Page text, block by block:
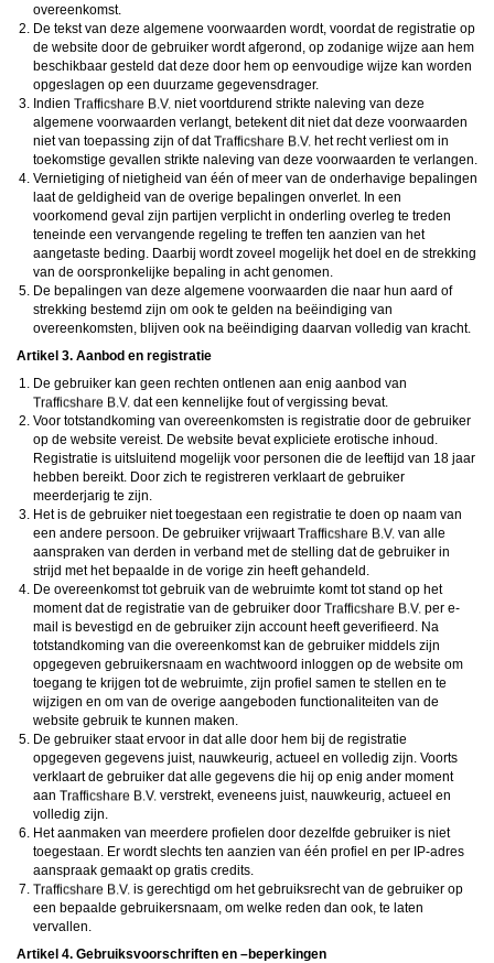
Voorwaardenvan Google zijn van toepassing.
hanteert een beschermplan met als doel het herkennen en in
bescherming nemen van consumenten die de aard van de diensten op deze website
mogelijk niet begrijpen. Het beschermplan houdt onder meer in dat jijzelf, maar ook
derden een toegangsverbod voor jou kunnen aanvragen. Meer informatie hierover tref
je aan op de paginaToegangsverbod.
Op het gebruik van deze website zijn dealgemene voorwaarden ,cookieverklaring
en
van toepassing. Door op
doorgaan"te klikken ga je met decookieverklaringenprivacybeleidakkoord.
Indien je je op de website registreert, ga je tevens akkoord met dealgemene
voorwaarden
overeenkomst.
De tekst van deze algemene voorwaarden wordt, voordat de registratie op
de website door de gebruiker wordt afgerond, op zodanige wijze aan hem
beschikbaar gesteld dat deze door hem op eenvoudige wijze kan worden
opgeslagen op een duurzame gegevensdrager.
Indien
niet voortdurend strikte naleving van deze
algemene voorwaarden verlangt, betekent dit niet dat deze voorwaarden
niet van toepassing zijn of dat
het recht verliest om in
toekomstige gevallen strikte naleving van deze voorwaarden te verlangen.
Vernietiging of nietigheid van één of meer van de onderhavige bepalingen
laat de geldigheid van de overige bepalingen onverlet. In een
voorkomend geval zijn partijen verplicht in onderling overleg te treden
teneinde een vervangende regeling te treffen ten aanzien van het
aangetaste beding. Daarbij wordt zoveel mogelijk het doel en de strekking
van de oorspronkelijke bepaling in acht genomen.
De bepalingen van deze algemene voorwaarden die naar hun aard of
strekking bestemd zijn om ook te gelden na beëindiging van
overeenkomsten, blijven ook na beëindiging daarvan volledig van kracht.
Artikel 3. Aanbod en registratie
De gebruiker kan geen rechten ontlenen aan enig aanbod van
dat een kennelijke fout of vergissing bevat.
Voor totstandkoming van overeenkomsten is registratie door de gebruiker
op de website vereist. De website bevat expliciete erotische inhoud.
Registratie is uitsluitend mogelijk voor personen die de leeftijd van 18 jaar
hebben bereikt. Door zich te registreren verklaart de gebruiker
meerderjarig te zijn.
Het is de gebruiker niet toegestaan een registratie te doen op naam van
een andere persoon. De gebruiker vrijwaart
van alle
aanspraken van derden in verband met de stelling dat de gebruiker in
strijd met het bepaalde in de vorige zin heeft gehandeld.
De overeenkomst tot gebruik van de webruimte komt tot stand op het
moment dat de registratie van de gebruiker door
per e-
mail is bevestigd en de gebruiker zijn account heeft geverifieerd. Na
totstandkoming van die overeenkomst kan de gebruiker middels zijn
opgegeven gebruikersnaam en wachtwoord inloggen op de website om
toegang te krijgen tot de webruimte, zijn profiel samen te stellen en te
wijzigen en om van de overige aangeboden functionaliteiten van de
website gebruik te kunnen maken.
De gebruiker staat ervoor in dat alle door hem bij de registratie
opgegeven gegevens juist, nauwkeurig, actueel en volledig zijn. Voorts
verklaart de gebruiker dat alle gegevens die hij op enig ander moment
aan
verstrekt, eveneens juist, nauwkeurig, actueel en
volledig zijn.
Het aanmaken van meerdere profielen door dezelfde gebruiker is niet
toegestaan. Er wordt slechts ten aanzien van één profiel en per IP-adres
aanspraak gemaakt op gratis credits.
is gerechtigd om het gebruiksrecht van de gebruiker op
een bepaalde gebruikersnaam, om welke reden dan ook, te laten
vervallen.
Artikel 4. Gebruiksvoorschriften en –beperkingen